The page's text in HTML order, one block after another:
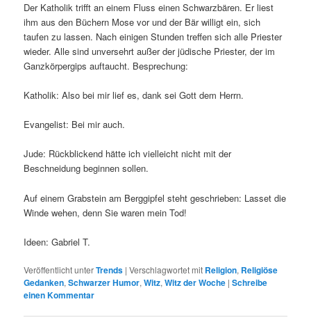
Der Katholik trifft an einem Fluss einen Schwarzbären. Er liest
ihm aus den Büchern Mose vor und der Bär willigt ein, sich
taufen zu lassen. Nach einigen Stunden treffen sich alle Priester
wieder. Alle sind unversehrt außer der jüdische Priester, der im
Ganzkörpergips auftaucht. Besprechung:
Katholik: Also bei mir lief es, dank sei Gott dem Herrn.
Evangelist: Bei mir auch.
Jude: Rückblickend hätte ich vielleicht nicht mit der
Beschneidung beginnen sollen.
Auf einem Grabstein am Berggipfel steht geschrieben: Lasset die
Winde wehen, denn Sie waren mein Tod!
Ideen: Gabriel T.
Veröffentlicht unterTrends |Verschlagwortet mit Religion, Religiöse
Gedanken,Schwarzer Humor,Witz,Witz der Woche |Schreibe
einen Kommentar